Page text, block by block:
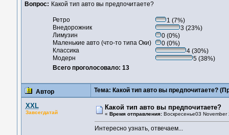
Вопрос: Какой тип авто вы предпочитаете?
Ретро
1 (7%)
Внедорожник
3 (23%)
Лимузин
0 (0%)
Маленькие авто (что-то типа Оки)
0 (0%)
Классика
4 (30%)
Модерн
5 (38%)
Всего проголосовало: 13
Автор Тема: Какой тип авто вы предпочитаете?
XXL
Завсегдатай
Какой тип авто вы предпочитаете?
« Время отправления:Воскресенье03
Интересно узнать, отвечаем...